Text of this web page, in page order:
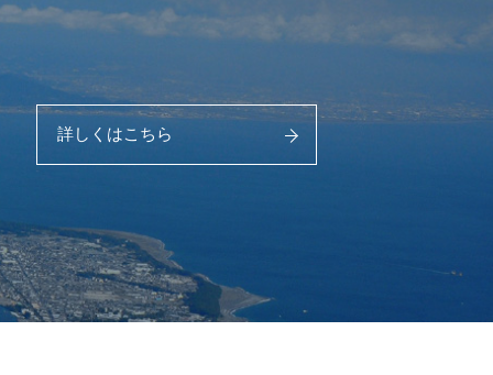
詳しくはこちら